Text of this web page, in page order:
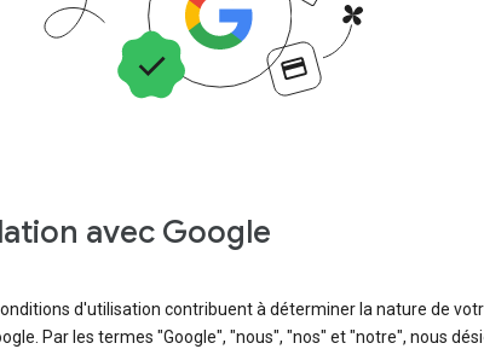
avec Google
d'utilisation contribuent à déterminer la nature de
Par les termes "Google", "nous", "nos" et "notre", nous